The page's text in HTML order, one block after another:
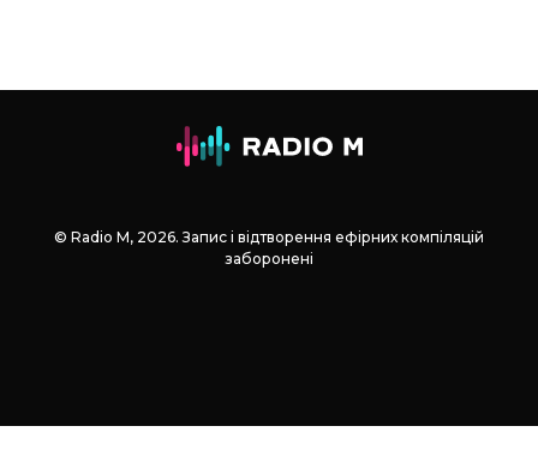
© Radio М, 2026. Запис і відтворення ефірних компіляцій
заборонені